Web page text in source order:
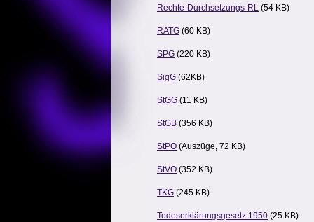
Rechte-Durchsetzungs-RL (54 KB)
RATG (60 KB)
SPG (220 KB)
SigG (62KB)
StGG (11 KB)
StGB (356 KB)
StPO (Auszüge, 72 KB)
StVO (352 KB)
TKG (245 KB)
Todeserklärungsgesetz 1950 (25 KB)